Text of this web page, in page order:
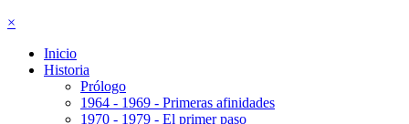
×
Inicio
Historia
Prólogo
1964 - 1969 - Primeras afinidades
1970 - 1979 - El primer paso